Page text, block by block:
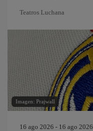
Teatros Luchana
Imagen: Prajwall
16 ago 2026 - 16 ago 2026